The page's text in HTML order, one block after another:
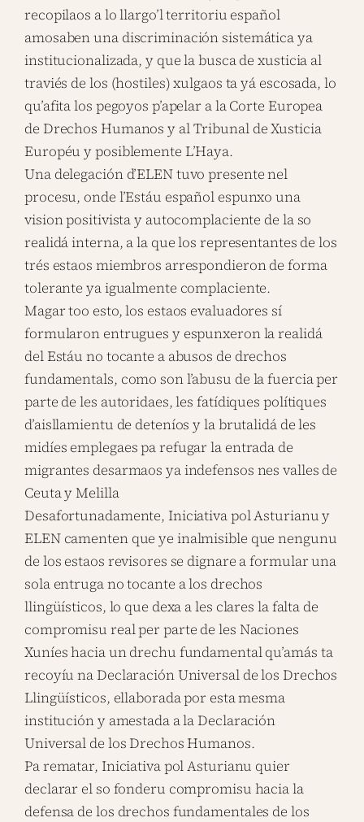
recopilaos a lo llargo’l territoriu español
amosaben una discriminación sistemática ya
institucionalizada, y que la busca de xusticia al
traviés de los (hostiles) xulgaos ta yá escosada, lo
qu’afita los pegoyos p’apelar a la Corte Europea
de Drechos Humanos y al Tribunal de Xusticia
Européu y posiblemente L’Haya.
Una delegación d’ELEN tuvo presente nel
procesu, onde l’Estáu español espunxo una
vision positivista y autocomplaciente de la so
realidá interna, a la que los representantes de los
trés estaos miembros arrespondieron de forma
tolerante ya igualmente complaciente.
Magar too esto, los estaos evaluadores sí
formularon entrugues y espunxeron la realidá
del Estáu no tocante a abusos de drechos
fundamentals, como son l’abusu de la fuercia per
parte de les autoridaes, les fatídiques polítiques
d’aisllamientu de deteníos y la brutalidá de les
midíes emplegaes pa refugar la entrada de
migrantes desarmaos ya indefensos nes valles de
Ceuta y Melilla
Desafortunadamente, Iniciativa pol Asturianu y
ELEN camenten que ye inalmisible que nengunu
de los estaos revisores se dignare a formular una
sola entruga no tocante a los drechos
llingüísticos, lo que dexa a les clares la falta de
compromisu real per parte de les Naciones
Xuníes hacia un drechu fundamental qu’amás ta
recoyíu na Declaración Universal de los Drechos
Llingüísticos, ellaborada por esta mesma
institución y amestada a la Declaración
Universal de los Drechos Humanos.
Pa rematar, Iniciativa pol Asturianu quier
declarar el so fonderu compromisu hacia la
defensa de los drechos fundamentales de los